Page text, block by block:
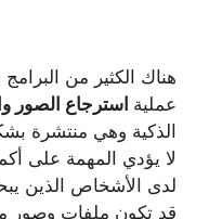
هناك الكثير من
عملية استرجاع الصور
الذكية وهي منتشرة
لا يؤدي المهمة على
لدى الأشخاص الذين
قد تكون ملفات وصور